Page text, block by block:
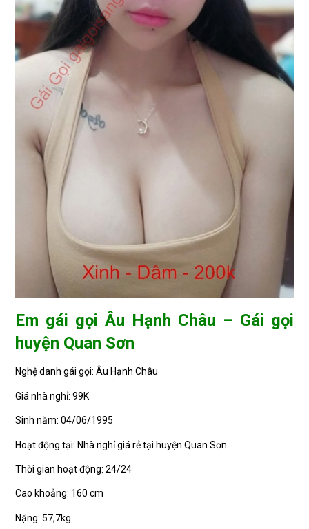
Em gái gọi Âu Hạnh Châu – Gái gọi
huyện Quan Sơn
Nghệ danh gái gọi: Âu Hạnh Châu
Giá nhà nghỉ: 99K
Sinh năm: 04/06/1995
Hoạt động tại: Nhà nghỉ giá rẻ tại huyện Quan Sơn
Thời gian hoạt động: 24/24
Cao khoảng: 160 cm
Nặng: 57,7kg